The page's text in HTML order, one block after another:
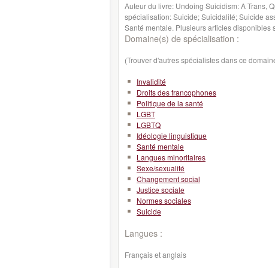
Auteur du livre: Undoing Suicidism: A Trans,
spécialisation: Suicide; Suicidalité; Suicide
Santé mentale. Plusieurs articles disponibles
Domaine(s) de spécialisation :
(Trouver d'autres spécialistes dans ce
Invalidité
Droits des francophones
Politique de la santé
LGBT
LGBTQ
Idéologie linguistique
Santé mentale
Langues minoritaires
Sexe/sexualité
Changement social
Justice sociale
Normes sociales
Suicide
Langues :
Français et anglais